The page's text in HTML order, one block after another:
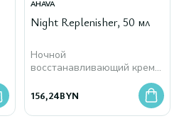
AHAVA
Night Replenisher, 50 мл
Ночной
восстанавливающий крем
156,24BYN